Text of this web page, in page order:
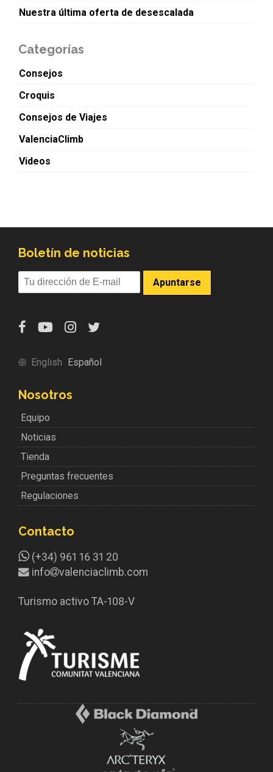
Nuestra última oferta de desescalada
Categorías
Consejos
Croquis
Consejos de Viajes
ValenciaClimb
Videos
Boletín de noticias
English Español
Nosotros
Equipo
Noticias
Tienda
Preguntas frecuentes
Regulaciones
Contacto
(+34) 961 16 31 20
info
valenciaclimb.com
Turismo activo TA-108-V